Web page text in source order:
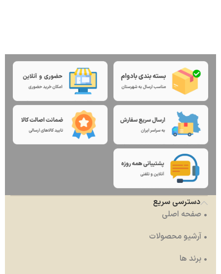
دسترسی سریع
• صفحه اصلی
• آرشیو محصولات
• برند ها